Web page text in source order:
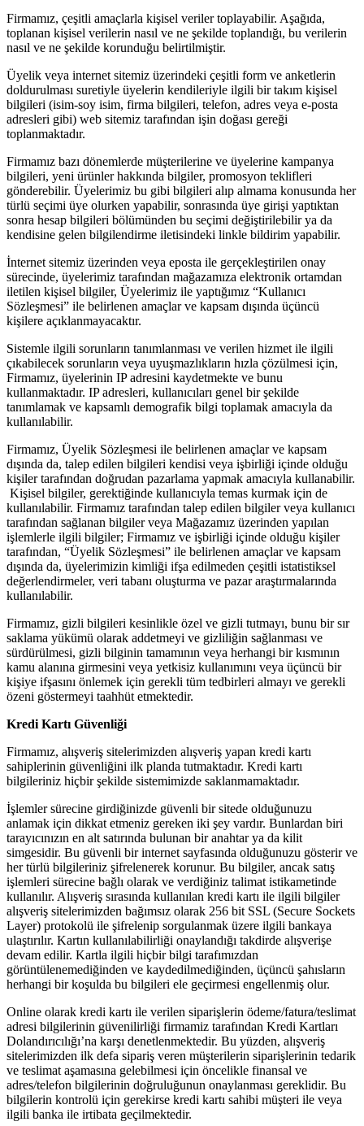
Firmamız, çeşitli amaçlarla kişisel veriler toplayabilir. Aşağıda,
toplanan kişisel verilerin nasıl ve ne şekilde toplandığı, bu verilerin
nasıl ve ne şekilde korunduğu belirtilmiştir.
Üyelik veya internet sitemiz üzerindeki çeşitli form ve anketlerin
doldurulması suretiyle üyelerin kendileriyle ilgili bir takım kişisel
bilgileri (isim-soy isim, firma bilgileri, telefon, adres veya e-posta
adresleri gibi) web sitemiz tarafından işin doğası gereği
toplanmaktadır.
Firmamız bazı dönemlerde müşterilerine ve üyelerine kampanya
bilgileri, yeni ürünler hakkında bilgiler, promosyon teklifleri
gönderebilir. Üyelerimiz bu gibi bilgileri alıp almama konusunda her
türlü seçimi üye olurken yapabilir, sonrasında üye girişi yaptıktan
sonra hesap bilgileri bölümünden bu seçimi değiştirilebilir ya da
kendisine gelen bilgilendirme iletisindeki linkle bildirim yapabilir.
İnternet sitemiz üzerinden veya eposta ile gerçekleştirilen onay
sürecinde, üyelerimiz tarafından mağazamıza elektronik ortamdan
iletilen kişisel bilgiler, Üyelerimiz ile yaptığımız “Kullanıcı
Sözleşmesi” ile belirlenen amaçlar ve kapsam dışında üçüncü
kişilere açıklanmayacaktır.
Sistemle ilgili sorunların tanımlanması ve verilen hizmet ile ilgili
çıkabilecek sorunların veya uyuşmazlıkların hızla çözülmesi için,
Firmamız, üyelerinin IP adresini kaydetmekte ve bunu
kullanmaktadır. IP adresleri, kullanıcıları genel bir şekilde
tanımlamak ve kapsamlı demografik bilgi toplamak amacıyla da
kullanılabilir.
Firmamız, Üyelik Sözleşmesi ile belirlenen amaçlar ve kapsam
dışında da, talep edilen bilgileri kendisi veya işbirliği içinde olduğu
kişiler tarafından doğrudan pazarlama yapmak amacıyla kullanabilir.
Kişisel bilgiler, gerektiğinde kullanıcıyla temas kurmak için de
kullanılabilir. Firmamız tarafından talep edilen bilgiler veya kullanıcı
tarafından sağlanan bilgiler veya Mağazamız üzerinden yapılan
işlemlerle ilgili bilgiler; Firmamız ve işbirliği içinde olduğu kişiler
tarafından, “Üyelik Sözleşmesi” ile belirlenen amaçlar ve kapsam
dışında da, üyelerimizin kimliği ifşa edilmeden çeşitli istatistiksel
değerlendirmeler, veri tabanı oluşturma ve pazar araştırmalarında
kullanılabilir.
Firmamız, gizli bilgileri kesinlikle özel ve gizli tutmayı, bunu bir sır
saklama yükümü olarak addetmeyi ve gizliliğin sağlanması ve
sürdürülmesi, gizli bilginin tamamının veya herhangi bir kısmının
kamu alanına girmesini veya yetkisiz kullanımını veya üçüncü bir
kişiye ifşasını önlemek için gerekli tüm tedbirleri almayı ve gerekli
özeni göstermeyi taahhüt etmektedir.
Kredi Kartı Güvenliği
Firmamız, alışveriş sitelerimizden alışveriş yapan kredi kartı
sahiplerinin güvenliğini ilk planda tutmaktadır. Kredi kartı
bilgileriniz hiçbir şekilde sistemimizde saklanmamaktadır.
İşlemler sürecine girdiğinizde güvenli bir sitede olduğunuzu
anlamak için dikkat etmeniz gereken iki şey vardır. Bunlardan biri
tarayıcınızın en alt satırında bulunan bir anahtar ya da kilit
simgesidir. Bu güvenli bir internet sayfasında olduğunuzu gösterir ve
her türlü bilgileriniz şifrelenerek korunur. Bu bilgiler, ancak satış
işlemleri sürecine bağlı olarak ve verdiğiniz talimat istikametinde
kullanılır. Alışveriş sırasında kullanılan kredi kartı ile ilgili bilgiler
alışveriş sitelerimizden bağımsız olarak 256 bit SSL (Secure Sockets
Layer) protokolü ile şifrelenip sorgulanmak üzere ilgili bankaya
ulaştırılır. Kartın kullanılabilirliği onaylandığı takdirde alışverişe
devam edilir. Kartla ilgili hiçbir bilgi tarafımızdan
görüntülenemediğinden ve kaydedilmediğinden, üçüncü şahısların
herhangi bir koşulda bu bilgileri ele geçirmesi engellenmiş olur.
Online olarak kredi kartı ile verilen siparişlerin ödeme/fatura/teslimat
adresi bilgilerinin güvenilirliği firmamiz tarafından Kredi Kartları
Dolandırıcılığı’na karşı denetlenmektedir. Bu yüzden, alışveriş
sitelerimizden ilk defa sipariş veren müşterilerin siparişlerinin tedarik
ve teslimat aşamasına gelebilmesi için öncelikle finansal ve
adres/telefon bilgilerinin doğruluğunun onaylanması gereklidir. Bu
bilgilerin kontrolü için gerekirse kredi kartı sahibi müşteri ile veya
ilgili banka ile irtibata geçilmektedir.